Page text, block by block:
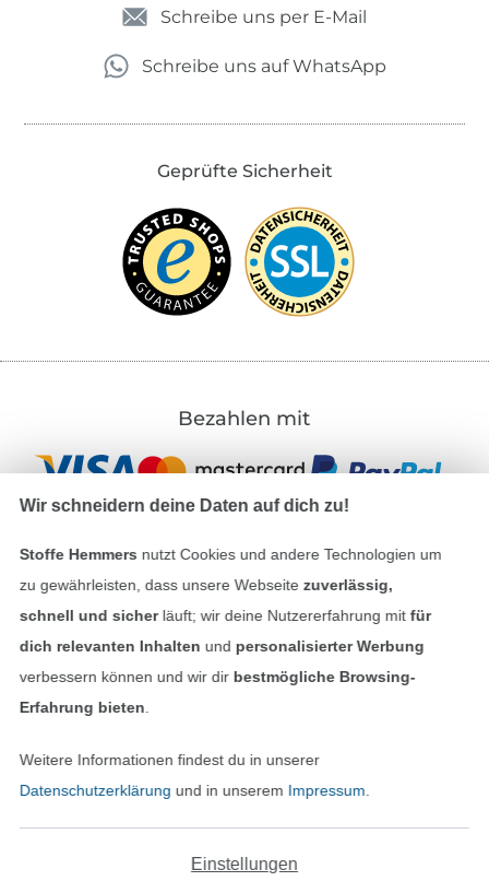
Schreibe uns per E-Mail
Schreibe uns auf WhatsApp
Geprüfte Sicherheit
Bezahlen mit
Unsere Versandpartner
AGB
In den deutschen Shop wechseln (aktuell
Wir schneidern deine Daten auf dich zu!
Stoffe Hemmers nutzt Cookies und andere Technologien um
zu gewährleisten, dass unsere Webseite zuverlässig,
schnell und sicherläuft; wir deine Nutzererfahrung mitfür
dich relevanten Inhalten und personalisierter Werbung
verbessern können und wir dir bestmögliche Browsing-
Erfahrung bieten
Weitere Informationen findest du in unserer
Datenschutzerklärung und in unserem Impressum
Einstellungen